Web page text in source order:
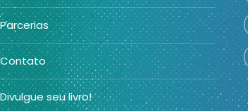
Parcerias
Contato
Divulgue seu livro!